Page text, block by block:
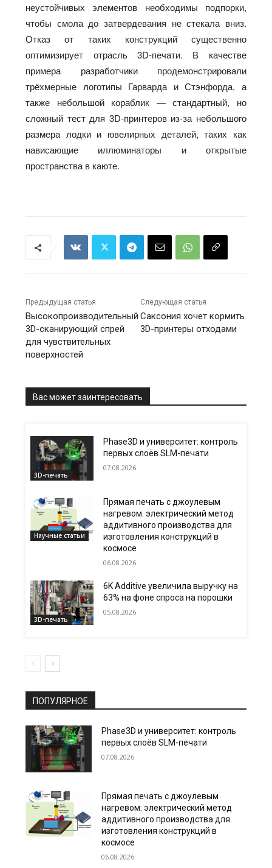
неустойчивых элементов необходимы подпорки,
чтобы смола до затвердевания не стекала вниз.
Отказ от таких конструкций существенно
оптимизирует отрасль 3D-печати. В качестве
примера разработчики продемонстрировали
трёхмерные логотипы Гарварда и Стэнфорда, а
также небольшой кораблик — стандартный, но
сложный тест для 3D-принтеров из-за небольшого
размера лодки и ювелирных деталей, таких как
нависающие иллюминаторы и открытые
пространства в каюте.
Предыдущая статья
Высокопроизводительный
3D-сканирующий спрей
для чувствительных
поверхностей
Следующая статья
Саксония хочет кормить
3D-принтеры отходами
Вас может заинтересовать
3D-печать
Phase3D и университет: контроль
первых слоёв SLM-печати
07.08.2026
Научные статьи
Прямая печать с джоулевым
нагревом: электрический метод
аддитивного производства для
изготовления конструкций в
космосе
06.08.2026
3D-печать
6K Additive увеличила выручку на
63% на фоне спроса на порошки
05.08.2026
ПОПУЛЯРНОЕ
Phase3D и университет: контроль
первых слоёв SLM-печати
07.08.2026
Прямая печать с джоулевым
нагревом: электрический метод
аддитивного производства для
изготовления конструкций в
космосе
06.08.2026